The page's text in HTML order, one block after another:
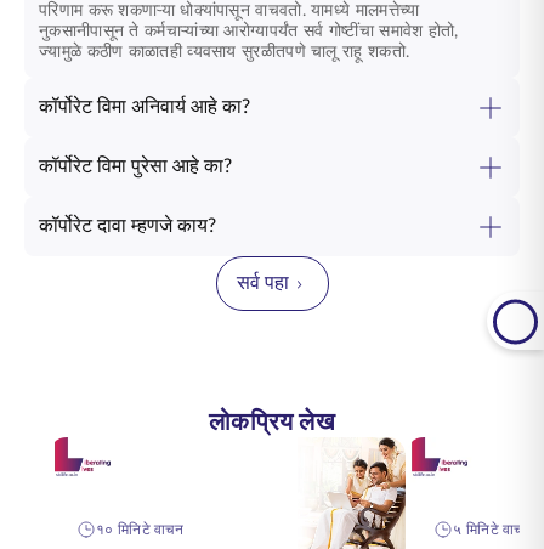
परिणाम करू शकणाऱ्या धोक्यांपासून वाचवतो. यामध्ये मालमत्तेच्या
नुकसानीपासून ते कर्मचाऱ्यांच्या आरोग्यापर्यंत सर्व गोष्टींचा समावेश होतो,
ज्यामुळे कठीण काळातही व्यवसाय सुरळीतपणे चालू राहू शकतो.
कॉर्पोरेट विमा अनिवार्य आहे का?
कॉर्पोरेट विमा पुरेसा आहे का?
कॉर्पोरेट दावा म्हणजे काय?
सर्व पहा
लोकप्रिय लेख
१० मिनिटे वाचन ५ मिनिटे वाचन